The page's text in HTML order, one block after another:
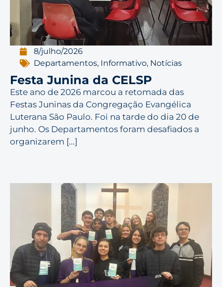
8/julho/2026
Departamentos, Informativo, Notícias
Festa Junina da CELSP
Este ano de 2026 marcou a retomada das
Festas Juninas da Congregação Evangélica
Luterana São Paulo. Foi na tarde do dia 20 de
junho. Os Departamentos foram desafiados a
organizarem [...]